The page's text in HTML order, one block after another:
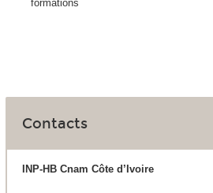
formations
Contacts
INP-HB Cnam Côte d’Ivoire